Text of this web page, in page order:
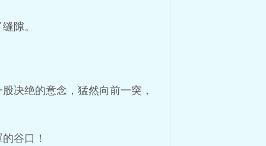
隙。
决绝的意念，猛然向前一突，
谷口！